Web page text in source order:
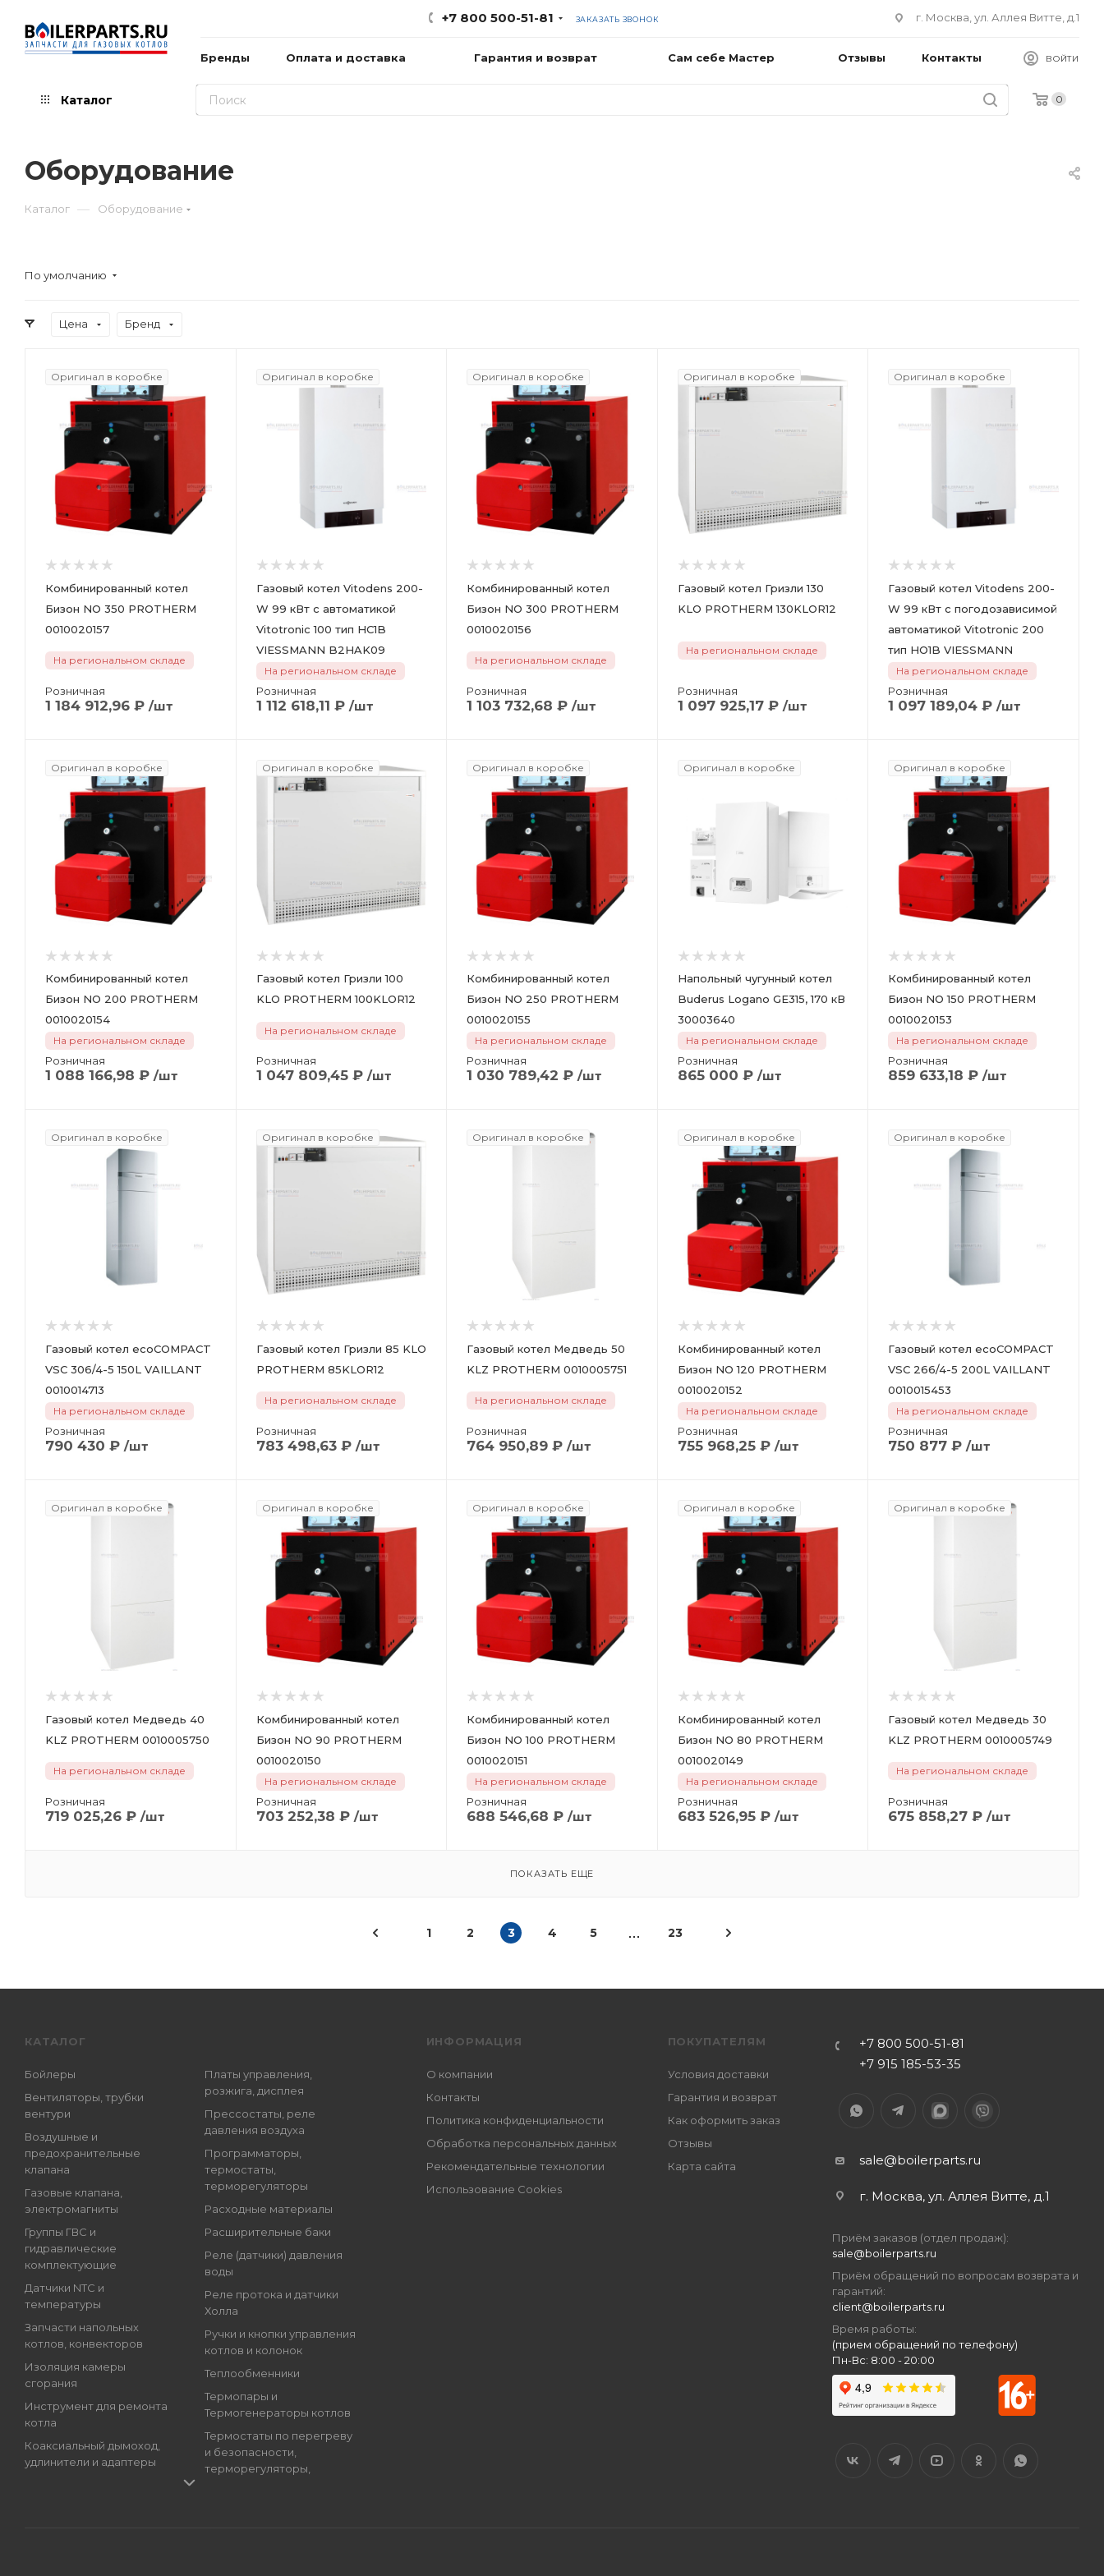
+7 800 500-51-81 ЗАКАЗАТЬ ЗВОНОК г. Москва, ул. Аллея Витте, д.1
Бренды Оплата и доставка Гарантия и возврат Сам себе Мастер Отзывы Контакты ВОЙТИ
Каталог 0
Оборудование
Каталог — Оборудование
По умолчанию
Цена Бренд
Оригинал в коробке
Комбинированный котел
Бизон NO 350 PROTHERM
0010020157
На региональном складе
Розничная
1 184 912,96 ₽ /шт
Оригинал в коробке
Газовый котел Vitodens 200-
W 99 кВт с автоматикой
Vitotronic 100 тип HC1B
VIESSMANN B2HAK09
На региональном складе
Розничная
1 112 618,11 ₽ /шт
Оригинал в коробке
Комбинированный котел
Бизон NO 300 PROTHERM
0010020156
На региональном складе
Розничная
1 103 732,68 ₽ /шт
Оригинал в коробке
Газовый котел Гризли 130
KLO PROTHERM 130KLOR12
На региональном складе
Розничная
1 097 925,17₽ /шт
Оригинал в коробке
Газовый котел Vitodens 200-
W 99 кВт с погодозависимой
автоматикой Vitotronic 200
тип HO1B VIESSMANN
На региональном складе
Розничная
1 097 189,04 ₽ /шт
Оригинал в коробке
Комбинированный котел
Бизон NO 200 PROTHERM
0010020154
На региональном складе
Розничная
1 088 166,98 ₽ /шт
Оригинал в коробке
Газовый котел Гризли 100
KLO PROTHERM 100KLOR12
На региональном складе
Розничная
1 047 809,45₽ /шт
Оригинал в коробке
Комбинированный котел
Бизон NO 250 PROTHERM
0010020155
На региональном складе
Розничная
1 030 789,42 ₽ /шт
Оригинал в коробке
Напольный чугунный котел
Buderus Logano GE315, 170 кВ
30003640
На региональном складе
Розничная
865 000 ₽ /шт
Оригинал в коробке
Комбинированный котел
Бизон NO 150 PROTHERM
0010020153
На региональном складе
Розничная
859 633,18 ₽ /шт
Оригинал в коробке
Газовый котел ecoCOMPACT
VSC 306/4-5 150L VAILLANT
0010014713
На региональном складе
Розничная
790 430 ₽ /шт
Оригинал в коробке
Газовый котел Гризли 85 KLO
PROTHERM 85KLOR12
На региональном складе
Розничная
783 498,63₽ /шт
Оригинал в коробке
Газовый котел Медведь 50
KLZ PROTHERM 0010005751
На региональном складе
Розничная
764 950,89 ₽ /шт
Оригинал в коробке
Комбинированный котел
Бизон NO 120 PROTHERM
0010020152
На региональном складе
Розничная
755 968,25₽ /шт
Оригинал в коробке
Газовый котел ecoCOMPACT
VSC 266/4-5 200L VAILLANT
0010015453
На региональном складе
Розничная
750 877 ₽ /шт
Оригинал в коробке
Газовый котел Медведь 40
KLZ PROTHERM 0010005750
На региональном складе
Розничная
719 025,26 ₽ /шт
Оригинал в коробке
Комбинированный котел
Бизон NO 90 PROTHERM
0010020150
На региональном складе
Розничная
703 252,38 ₽ /шт
Оригинал в коробке
Комбинированный котел
Бизон NO 100 PROTHERM
0010020151
На региональном складе
Розничная
688 546,68 ₽ /шт
Оригинал в коробке
Комбинированный котел
Бизон NO 80 PROTHERM
0010020149
На региональном складе
Розничная
683 526,95₽ /шт
Оригинал в коробке
Газовый котел Медведь 30
KLZ PROTHERM 0010005749
На региональном складе
Розничная
675 858,27 ₽ /шт
ПОКАЗАТЬ ЕЩЕ
1 2 3 4 5 23
КАТАЛОГ
Бойлеры
Вентиляторы, трубки
вентури
Воздушные и
предохранительные
клапана
Газовые клапана,
электромагниты
Группы ГВС и
гидравлические
комплектующие
Датчики NTC и
температуры
Запчасти напольных
котлов, конвекторов
Изоляция камеры
сгорания
Инструмент для ремонта
котла
Коаксиальный дымоход,
удлинители и адаптеры
Платы управления,
розжига, дисплея
Прессостаты, реле
давления воздуха
Программаторы,
термостаты,
терморегуляторы
Расходные материалы
Расширительные баки
Реле (датчики) давления
воды
Реле протока и датчики
Холла
Ручки и кнопки управления
котлов и колонок
Теплообменники
Термопары и
Термогенераторы котлов
Термостаты по перегреву
и безопасности,
терморегуляторы,
ИНФОРМАЦИЯ
О компании
Контакты
Политика конфиденциальности
Обработка персональных данных
Рекомендательные технологии
Использование Cookies
ПОКУПАТЕЛЯМ
Условия доставки
Гарантия и возврат
Как оформить заказ
Отзывы
Карта сайта
+7 800 500-51-81
+7 915 185-53-35
sale@boilerparts.ru
г. Москва, ул. Аллея Витте, д.1
Приём заказов (отдел продаж):
sale@boilerparts.ru
Приём обращений по вопросам возврата и
гарантий:
client@boilerparts.ru
Время работы:
(прием обращений по телефону)
Пн-Вс: 8:00 - 20:00